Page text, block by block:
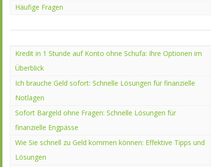
Häufige Fragen
Kredit in 1 Stunde auf Konto ohne Schufa: Ihre Optionen im
Überblick
Ich brauche Geld sofort: Schnelle Lösungen für finanzielle
Notlagen
Sofort Bargeld ohne Fragen: Schnelle Lösungen für
finanzielle Engpässe
Wie Sie schnell zu Geld kommen können: Effektive Tipps und
Lösungen